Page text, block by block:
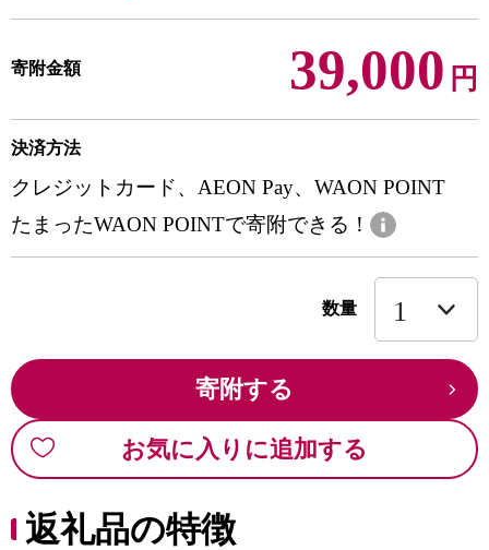
寄附金額 39,000 円
決済方法
クレジットカード、AEON Pay、WAON POINT
たまったWAON POINTで寄附できる！
数量
寄附する
お気に入りに追加する
返礼品の特徴